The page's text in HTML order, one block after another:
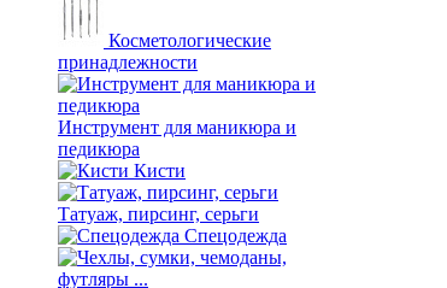
Косметологические
принадлежности
Инструмент для маникюра и
педикюра
Кисти
Татуаж, пирсинг, серьги
Спецодежда